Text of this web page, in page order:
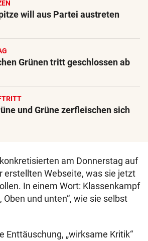
will aus Partei austreten
Grünen tritt geschlossen ab
und Grüne zerfleischen sich
am Donnerstag auf
erstellten Webseite, was sie jetzt
In einem Wort: Klassenkampf
Oben und unten“, wie sie selbst
Enttäuschung, „wirksame Kritik“